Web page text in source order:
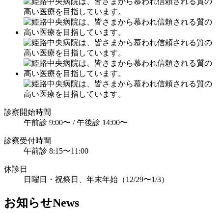
診察開始時間
午前診 9:00〜 /午後診 14:00〜
診察受付時間
午前診 8:15〜11:00
休診日
日曜日・祝祭日、 年末年始（12/29〜1/3）
お知らせNews